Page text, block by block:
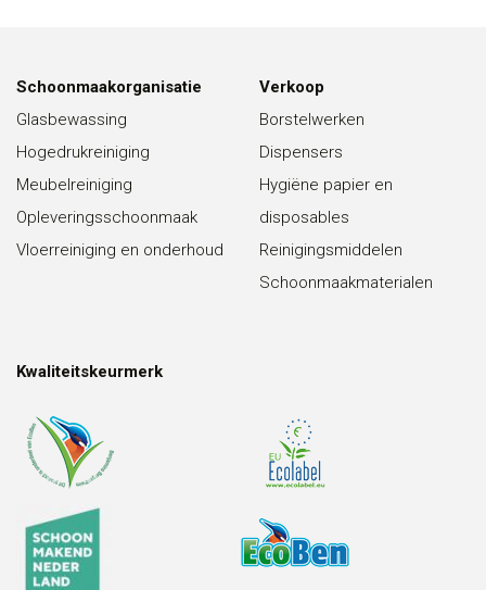
Schoonmaakorganisatie
Glasbewassing
Hogedrukreiniging
Meubelreiniging
Opleveringsschoonmaak
Vloerreiniging en onderhoud
Verkoop
Borstelwerken
Dispensers
Hygiëne papier en
disposables
Reinigingsmiddelen
Schoonmaakmaterialen
Kwaliteitskeurmerk